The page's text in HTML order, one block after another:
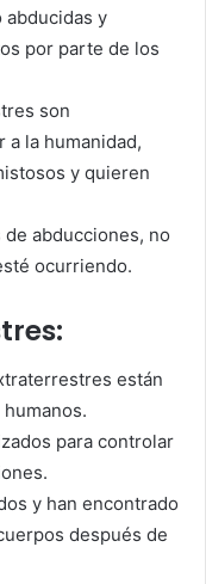
abducidas y
por parte de los
son
la humanidad,
y quieren
abducciones, no
ocurriendo.
están
para controlar
y han encontrado
después de